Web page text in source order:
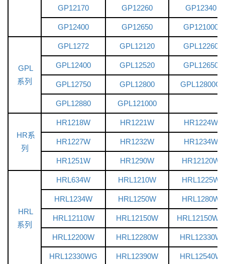
GP12170 GP12260 GP12340
GP12400 GP12650 GP121000
GPL
系列
GPL1272 GPL12120 GPL12260
GPL12400 GPL12520 GPL12650
GPL12750 GPL12800 GPL12800G
GPL12880 GPL121000
HR系
列
HR1218W HR1221W HR1224W
HR1227W HR1232W HR1234W
HR1251W HR1290W HR12120W
HRL
系列
HRL634W HRL1210W HRL1225W
HRL1234W HRL1250W HRL1280W
HRL12110W HRL12150W HRL12150WG
HRL12200W HRL12280W HRL12330W
HRL12330WG HRL12390W HRL12540W